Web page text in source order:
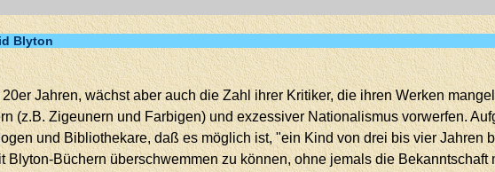
Blyton
Jahren, wächst aber auch die Zahl ihrer Kritiker, die ihren Werken
(z.B. Zigeunern und Farbigen) und exzessiver Nationalismus vorwerfen.
und Bibliothekare, daß es möglich ist, "ein Kind von drei bis vier Jahren
Büchern überschwemmen zu können, ohne jemals die Bekanntschaft